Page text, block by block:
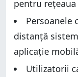
Performanța
Performanța
Caracteristici
Ce părere ai
MR2200ac?
Performanța
Performanța
Caracteristici
MR2200ac?
pentru
Persoanele
distanță
aplicație
Utilizatorii